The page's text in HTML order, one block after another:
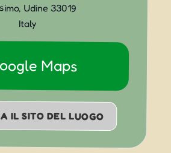
, Udine 33019
Italy
Maps
IL SITO DEL LUOGO